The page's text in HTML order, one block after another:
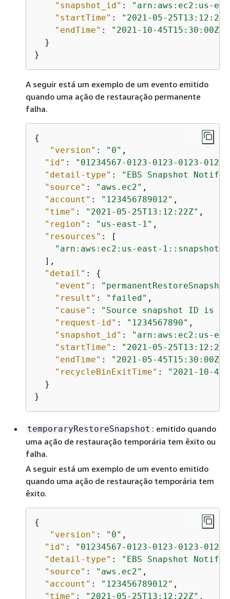
"snapshot_id" :
"arn:aws:ec2:us-
"startTime" :
"2021-05-
"endTime" :
"2021-10-45T15:30:00Z"
  }
}
A seguir está um exemplo de um evento emitido
quando uma ação de restauração permanente
falha.
{
"version" : "0" ,
"id" :
"01234567-0123-0123-0123-
"detail-type" :
"EBS Snapshot
"source" : "aws.ec2" ,
"account" : "123456789012" ,
"time" : "2021-05-25T13:12:22Z" ,
"region" : "us-east-1" ,
"resources" : [
"arn:aws:ec2:us-east-1::snapshot/
  ],
"detail" : {
"event" :
"result" : "failed" ,
"cause" :
"Source snapshot ID is
"request-id" : "1234567890" ,
"snapshot_id" :
"arn:aws:ec2:us-
"startTime" :
"2021-05-
"endTime" : "2021-05-45T15:30:00Z"
"recycleBinExitTime" :
"2021-10-
  }
}
temporaryRestoreSnapshot : emitido quando
uma ação de restauração temporária tem êxito ou
falha.
A seguir está um exemplo de um evento emitido
quando uma ação de restauração temporária tem
êxito.
{
"version" : "0" ,
"id" :
"01234567-0123-0123-0123-
"detail-type" :
"EBS Snapshot
"source" : "aws.ec2" ,
"account" : "123456789012" ,
"time" : "2021-05-25T13:12:22Z" ,